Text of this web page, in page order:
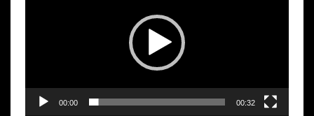
00:00 00:32